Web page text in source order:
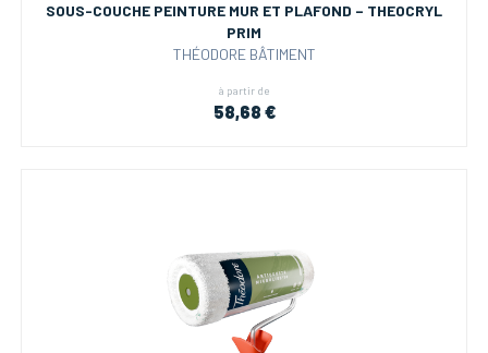
SOUS-COUCHE PEINTURE MUR ET PLAFOND – THEOCRYL
PRIM
THÉODORE BÂTIMENT
à partir de
58,68 €